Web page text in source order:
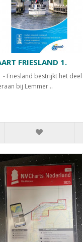
FRIESLAND 1.
- Friesland bestrijkt het
bij Lemmer ..